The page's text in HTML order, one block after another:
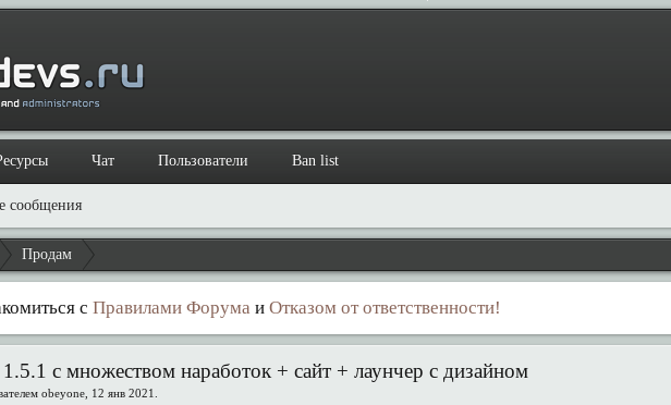
Продам
сПравилами Форума иОтказом от ответственности!
с множеством наработок + сайт + лаунчер с дизайном
obeyone 12 янв 2021
сообщения
Чат Пользователи Ban list